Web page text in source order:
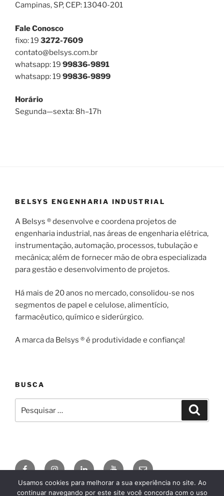
Campinas, SP, CEP: 13040-201
Fale Conosco
fixo: 19 3272-7609
contato@belsys.com.br
whatsapp: 19 99836-9891
whatsapp: 19 99836-9899
Horário
Segunda—sexta: 8h–17h
BELSYS ENGENHARIA INDUSTRIAL
A Belsys ® desenvolve e coordena projetos de
engenharia industrial, nas áreas de engenharia elétrica,
instrumentação, automação, processos, tubulação e
mecânica; além de fornecer mão de obra especializada
para gestão e desenvolvimento de projetos.
Há mais de 20 anos no mercado, consolidou-se nos
segmentos de papel e celulose, alimentício,
farmacêutico, químico e siderúrgico.
A marca da Belsys ® é produtividade e confiança!
BUSCA
por:
FacebookInstagramLinkedinYouTubeE-
mail
Usamos cookies para melhorar a sua experiência no site. Ao
continuar navegando por este site você concorda com o uso